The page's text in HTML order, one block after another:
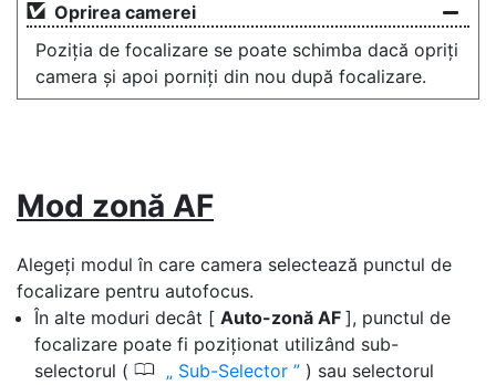
Oprirea camerei
Poziția de focalizare se poate schimba dacă opriți
camera și apoi porniți din nou după focalizare.
Mod zonă AF
Alegeți modul în care camera selectează punctul de
focalizare pentru autofocus.
În alte moduri decât [ Auto-zonă AF ], punctul de
focalizare poate fi poziționat utilizând sub-
selectorul ( 0 Sub-Selector
) sau selectorul